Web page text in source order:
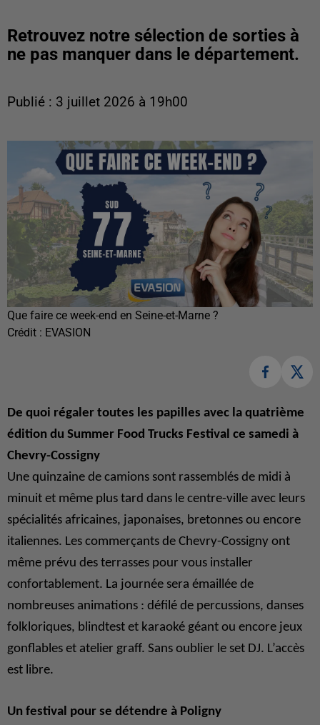
Retrouvez notre sélection de sorties à
ne pas manquer dans le département.
Publié : 3 juillet 2026 à 19h00
Que faire ce week-end en Seine-et-Marne ?
Crédit : EVASION
De quoi régaler toutes les papilles avec la quatrième
édition du Summer Food Trucks Festival ce samedi à
Chevry-Cossigny
Une quinzaine de camions sont rassemblés de midi à
minuit et même plus tard dans le centre-ville avec leurs
spécialités africaines, japonaises, bretonnes ou encore
italiennes. Les commerçants de Chevry-Cossigny ont
même prévu des terrasses pour vous installer
confortablement. La journée sera émaillée de
nombreuses animations : défilé de percussions, danses
folkloriques, blindtest et karaoké géant ou encore jeux
gonflables et atelier graff. Sans oublier le set DJ. L’accès
est libre.
Un festival pour se détendre à Poligny